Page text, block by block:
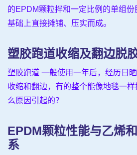
的EPDM颗粒拌和一定比例的单组
基础上直接摊铺、压实而成。
塑胶跑道收缩及翻边脱
塑胶跑道 一般使用一年后，经历日
收缩和翻边，有的整个能像地毯一
么原因引起的？
EPDM颗粒性能与乙烯
系